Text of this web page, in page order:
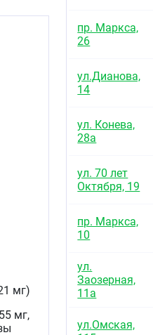
и
л)
мг)
мг,
пр. Маркса,
26
ул.Дианова,
14
ул. Конева,
28а
ул. 70 лет
Октября, 19
пр. Маркса,
10
ул.
Заозерная,
11а
ул.Омская,